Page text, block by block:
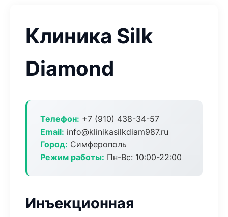
Клиника Silk
Diamond
Телефон: +7 (910) 438-34-57
Email: info@klinikasilkdiam987.ru
Город: Симферополь
Режим работы: Пн-Вс: 10:00-22:00
Инъекционная